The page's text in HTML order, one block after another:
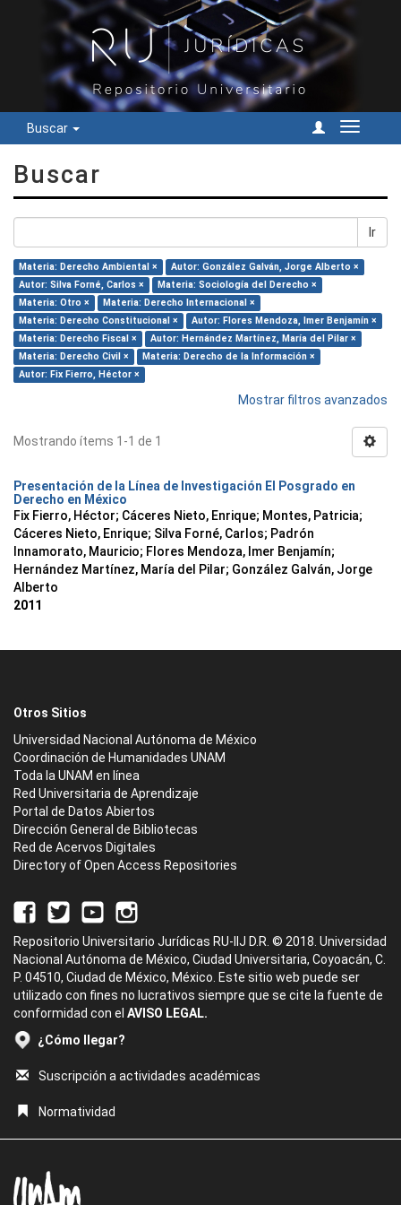
Buscar
Cambiar
Buscar
Ir
Materia: Derecho Ambiental ×
Autor: González Galván, Jorge Alberto ×
Autor: Silva Forné, Carlos ×
Materia: Sociología del Derecho ×
Materia: Otro ×
Materia: Derecho Internacional ×
Materia: Derecho Constitucional ×
Autor: Flores Mendoza, Imer Benjamín ×
Materia: Derecho Fiscal ×
Autor: Hernández Martínez, María del Pilar ×
Materia: Derecho Civil ×
Materia: Derecho de la Información ×
Autor: Fix Fierro, Héctor ×
Mostrar filtros avanzados
Mostrando ítems 1-1 de 1
Presentación de la Línea de Investigación El Posgrado en
Derecho en México
Fix Fierro, Héctor; Cáceres Nieto, Enrique; Montes, Patricia;
Cáceres Nieto, Enrique; Silva Forné, Carlos; Padrón
Innamorato, Mauricio; Flores Mendoza, Imer Benjamín;
Hernández Martínez, María del Pilar; González Galván, Jorge
Alberto
2011
Otros Sitios
Universidad Nacional Autónoma de México
Coordinación de Humanidades UNAM
Toda la UNAM en línea
Red Universitaria de Aprendizaje
Portal de Datos Abiertos
Dirección General de Bibliotecas
Red de Acervos Digitales
Directory of Open Access Repositories
Repositorio Universitario Jurídicas RU-IIJ D.R. © 2018. Universidad
Nacional Autónoma de México, Ciudad Universitaria, Coyoacán, C.
P. 04510, Ciudad de México, México. Este sitio web puede ser
utilizado con fines no lucrativos siempre que se cite la fuente de
conformidad con el AVISO LEGAL.
¿Cómo llegar?
Suscripción a actividades académicas
Normatividad